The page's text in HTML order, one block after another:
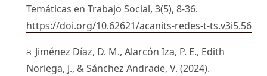
Temáticas en Trabajo Social, 3(5), 8-36.
https://doi.org/10.62621/acanits-redes-t-ts.v3i5.56
Jiménez Díaz, D. M., Alarcón Iza, P. E., Edith
Noriega, J., & Sánchez Andrade, V. (2024).